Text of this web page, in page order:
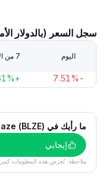
سجل السعر (بالدولار
اليوم 7 من الأيام
-7.51%
+5.61%
ما رأيك في Blaze (BLZE) اليوم؟
إيجابي
ملاحظة: تُعرَض هذه المعلومات